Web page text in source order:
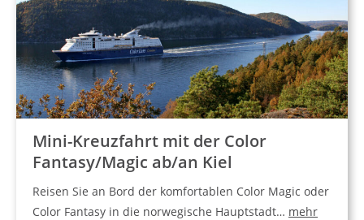
Mini-Kreuzfahrt mit der Color
Fantasy/Magic ab/an Kiel
Reisen Sie an Bord der komfortablen Color Magic oder
Color Fantasy in die norwegische Hauptstadt… mehr